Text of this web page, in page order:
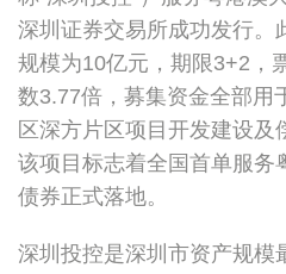
深圳证券交易所成功发行。
规模为10亿元，期限3+2，
数3.77倍，募集资金全部用
区深方片区项目开发建设及
该项目标志着全国首单服务
债券正式落地。
深圳投控是深圳市资产规模